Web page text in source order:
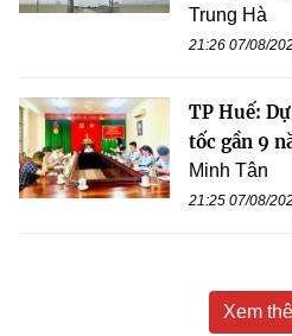
Trung Hà
21:26 07/08/
TP Huế:
tốc gần 9
Minh Tân
21:25 07/08/
Xem